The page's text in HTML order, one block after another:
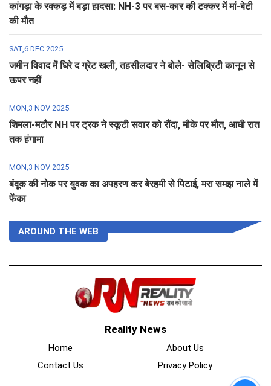
कांगड़ा के रक्कड़ में बड़ा हादसा: NH-3 पर बस-कार की टक्कर में मां-बेटी
की मौत
SAT,6 DEC 2025
जमीन विवाद में घिरे द ग्रेट खली, तहसीलदार ने बोले- सेलिब्रिटी कानून से
ऊपर नहीं
MON,3 NOV 2025
शिमला-मटौर NH पर ट्रक ने स्कूटी सवार को रौंदा, मौके पर मौत, आधी रात
तक हंगामा
MON,3 NOV 2025
बंदूक की नोक पर युवक का अपहरण कर बेरहमी से पिटाई, मरा समझ नाले में
फेंका
AROUND THE WEB
Reality News
Home
About Us
Contact Us
Privacy Policy